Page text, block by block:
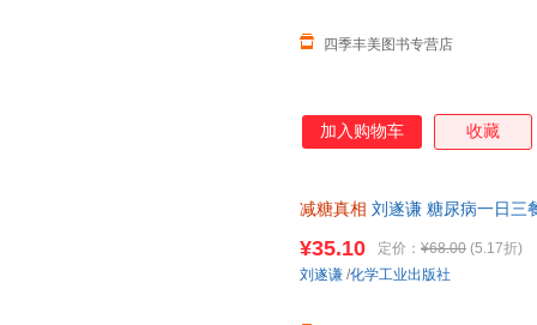
四季丰美图书专营店
加入购物车 收藏
减糖真相 刘遂谦 糖尿病一日三
¥35.10 定价： ¥68.00 (5.17折)
刘遂谦 /化学工业出版社